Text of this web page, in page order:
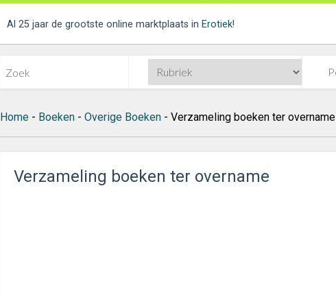
Al 25 jaar de grootste online marktplaats in Erotiek!
Home- Boeken- Overige Boeken- Verzameling boeken ter overname
Verzameling boeken ter overname